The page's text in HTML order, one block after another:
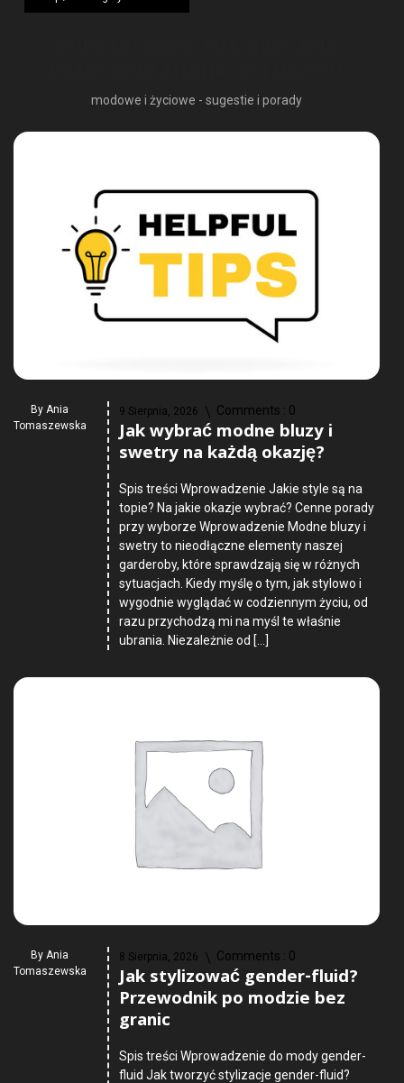
modowe i życiowe - sugestie i porady
By Ania
Tomaszewska
9 Sierpnia, 2026 Comments : 0
Jak wybrać modne bluzy i
swetry na każdą okazję?
Spis treści Wprowadzenie Jakie style są na
topie? Na jakie okazje wybrać? Cenne porady
przy wyborze Wprowadzenie Modne bluzy i
swetry to nieodłączne elementy naszej
garderoby, które sprawdzają się w różnych
sytuacjach. Kiedy myślę o tym, jak stylowo i
wygodnie wyglądać w codziennym życiu, od
razu przychodzą mi na myśl te właśnie
ubrania. Niezależnie od […]
By Ania
Tomaszewska
8 Sierpnia, 2026 Comments : 0
Jak stylizować gender-fluid?
Przewodnik po modzie bez
granic
Spis treści Wprowadzenie do mody gender-
fluid Jak tworzyć stylizacje gender-fluid?